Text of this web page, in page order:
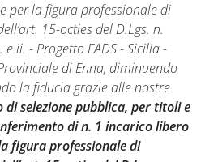
per la figura professionale di
15-octies del D.Lgs. n.
ii. - Progetto FADS - Sicilia -
di Enna, diminuendo
la fiducia grazie alle nostre
di selezione pubblica, per titoli e
di n. 1 incarico libero
figura professionale di